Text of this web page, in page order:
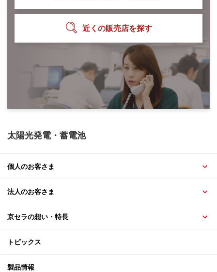
近くの販売店を探す
太陽光発電・蓄電池
個人のお客さま
法人のお客さま
京セラの想い・特長
トピックス
製品情報